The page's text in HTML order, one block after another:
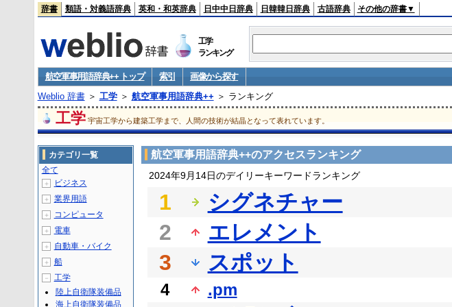
辞書 類語・対義語辞典 英和・和英辞典 日中中日辞典 日韓韓日辞典 古語辞典 その他の辞書▼
工学
ランキング
航空軍事用語辞典++ トップ 索引
画像から探す
Weblio 辞書＞ 工学＞ 航空軍事用語辞典++ ＞ ランキング
工学 宇宙工学から建築工学まで、人間の技術が結晶となって表れています。
航空軍事用語辞典++のアクセスランキング
2024年9月14日のデイリーキーワードランキング
1
シグネチャー
2
エレメント
3
スポット
4
.pm
カテゴリ一覧
全て
＋ ビジネス
＋ 業界用語
＋ コンピュータ
＋ 電車
＋ 自動車・バイク
＋ 船
－
工学
陸上自衛隊装備品
海上自衛隊装備品